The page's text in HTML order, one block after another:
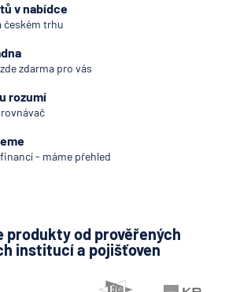
v nabídce
českém trhu
zdarma pro vás
rozumí
- máme přehled
produkty od prověřených
institucí a pojišťoven